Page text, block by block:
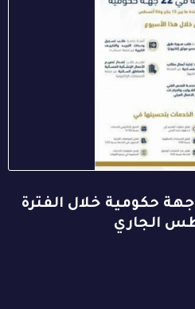
تطوير 119 خدمة في 22 جهة حكومية خلال الفترة